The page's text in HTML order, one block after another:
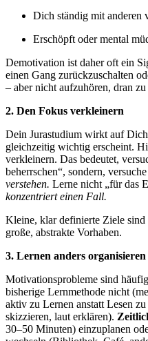
Dich ständig mit anderen
Erschöpft oder mental
Demotivation ist daher oft ein
einen Gang zurückzuschalten
– aber nicht aufzuhören, dran
2. Den Fokus verkleinern
Dein Jurastudium wirkt auf
gleichzeitig wichtig erscheint.
verkleinern. Das bedeutet,
beherrschen“, sondern, versuche
verstehen. Lerne nicht „für das
konzentriert einen Fall.
Kleine, klar definierte Ziele
große, abstrakte Vorhaben.
3. Lernen anders organisieren
Motivationsprobleme sind
bisherige Lernmethode nicht
aktiv zu Lernen anstatt Lesen
skizzieren, laut erklären).
30–50 Minuten) einzuplanen